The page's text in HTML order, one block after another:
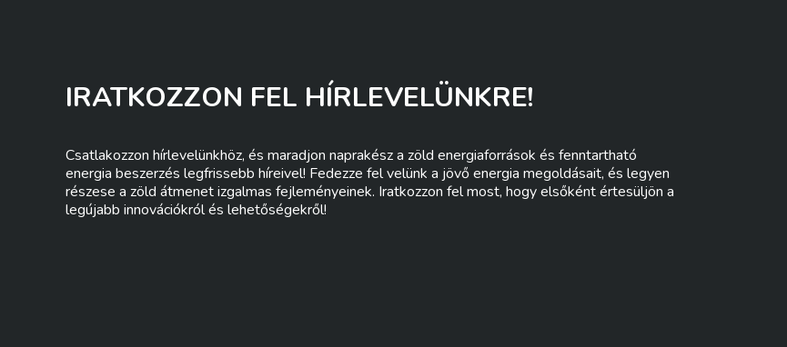
IRATKOZZON FEL HÍRLEVELÜNKRE!
Csatlakozzon hírlevelünkhöz, és maradjon naprakész a zöld energiaforrások és fenntartható
energia beszerzés legfrissebb híreivel! Fedezze fel velünk a jövő energia megoldásait, és legyen
részese a zöld átmenet izgalmas fejleményeinek. Iratkozzon fel most, hogy elsőként értesüljön a
legújabb innovációkról és lehetőségekről!